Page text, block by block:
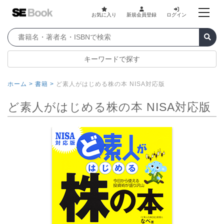
お気に入り 新規会員登録 ログイン
キーワードで探す
ホーム > 書籍 > ど素人がはじめる株の本 NISA対応版
ど素人がはじめる株の本 NISA対応版